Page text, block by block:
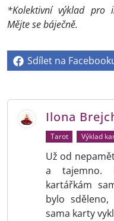
*Kolektivní výklad pro
Mějte se báječně.
Sdílet na
Ilona
Tarot Výklad
Už od
a tajemno.
kartářkám
bylo
sama karty